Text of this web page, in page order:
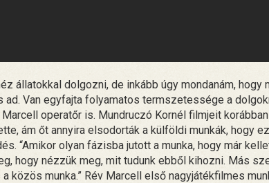
állatokkal dolgozni, de inkább úgy mondanám, hogy
ad. Van egyfajta folyamatos termszetessége a
operatőr is. Mundruczó Kornél filmjeit
ám őt annyira elsodorták a külföldi munkák, hogy
“Amikor olyan fázisba jutott a munka, hogy már
hogy nézzük meg, mit tudunk ebből kihozni. Más
közös munka.” Rév Marcell első nagyjátékfilmes